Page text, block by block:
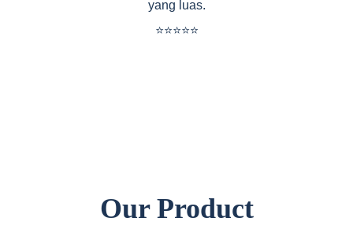
yang luas.
⭐⭐⭐⭐⭐
Our Product